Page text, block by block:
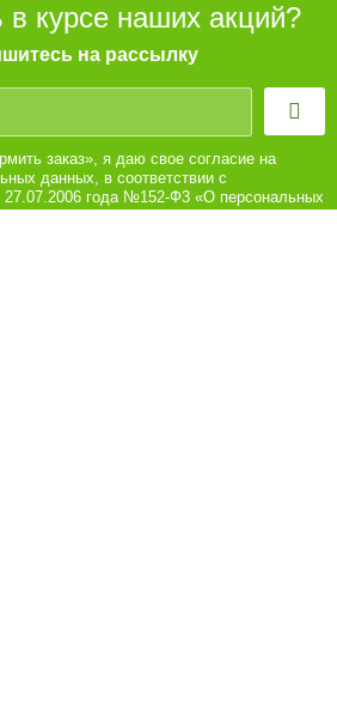
в курсе наших акций?
на рассылку
заказ», я даю свое согласие на
данных, в соответствии с
года №152-Ф3 «О персональных